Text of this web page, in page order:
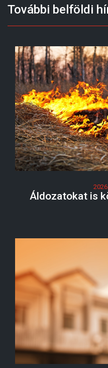
További belföldi
Áldozatokat is